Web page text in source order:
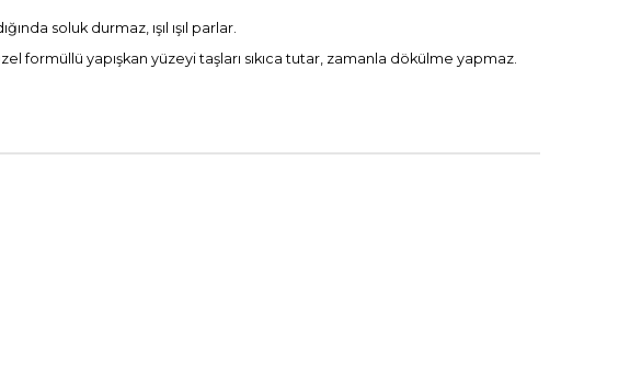
soluk durmaz, ışıl ışıl parlar.
formüllü yapışkan yüzeyi taşları sıkıca tutar, zamanla dökülme yapmaz.